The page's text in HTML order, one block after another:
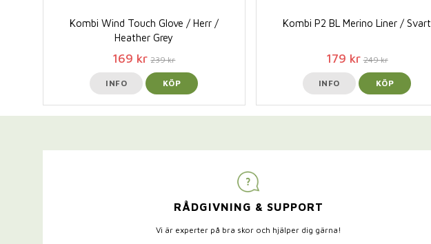
Kombi Wind Touch Glove / Herr /
Heather Grey
169 kr 239 kr
INFO KÖP
Kombi P2 BL Merino Liner / Svart
179 kr 249 kr
INFO KÖP
RÅDGIVNING & SUPPORT
Vi är experter på bra skor och hjälper dig gärna!